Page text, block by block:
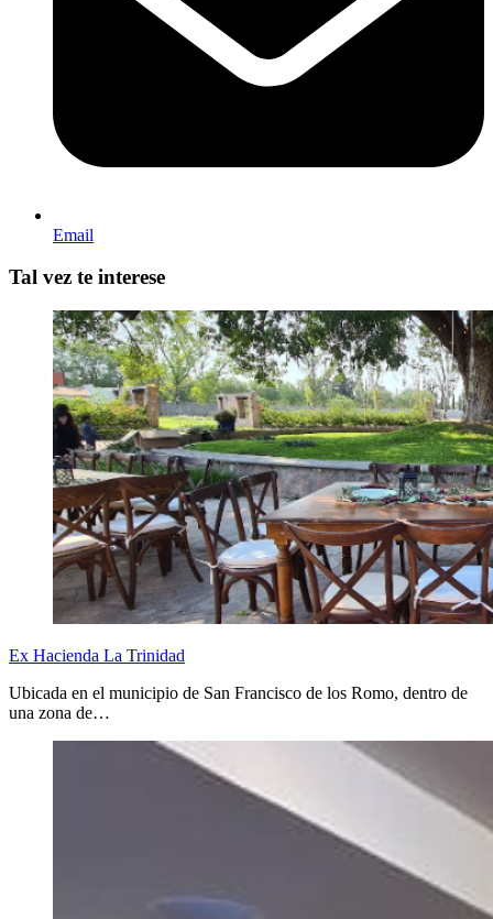
Email
Tal vez te interese
Ex Hacienda La Trinidad
Ubicada en el municipio de San Francisco de los Romo, dentro de
una zona de…